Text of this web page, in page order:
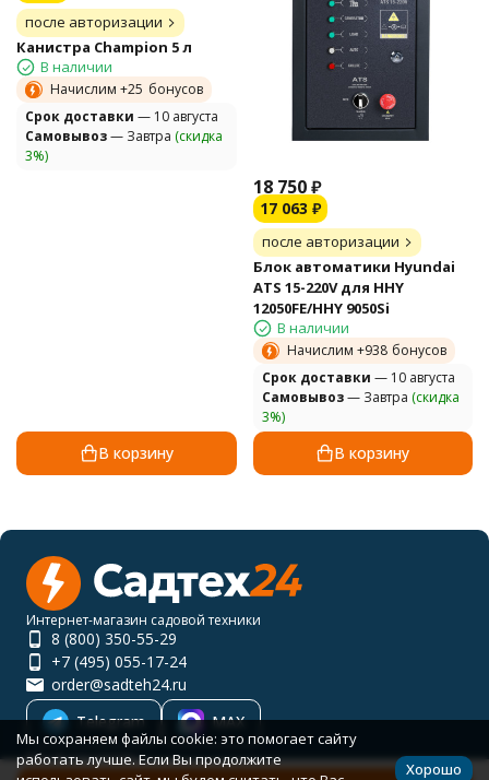
после авторизации
Канистра Champion 5 л
В наличии
Начислим +25 бонусов
Cрок доставки — 10 августа
Самовывоз— Завтра (скидка
3%)
В корзину
18 750 ₽
17 063 ₽
после авторизации
Блок автоматики Hyundai
ATS 15-220V для HHY
12050FE/HHY 9050Si
В наличии
Начислим +938 бонусов
Cрок доставки — 10 августа
Самовывоз— Завтра (скидка
3%)
В корзину
Интернет-магазин садовой техники
8 (800) 350-55-29
+7 (495) 055-17-24
order@sadteh24.ru
Telegram
MAX
Мы в соцсетях
Мы сохраняем файлы cookie: это помогает сайту
работать лучше. Если Вы продолжите
Хорошо